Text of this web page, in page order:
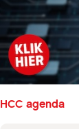
HCC agenda